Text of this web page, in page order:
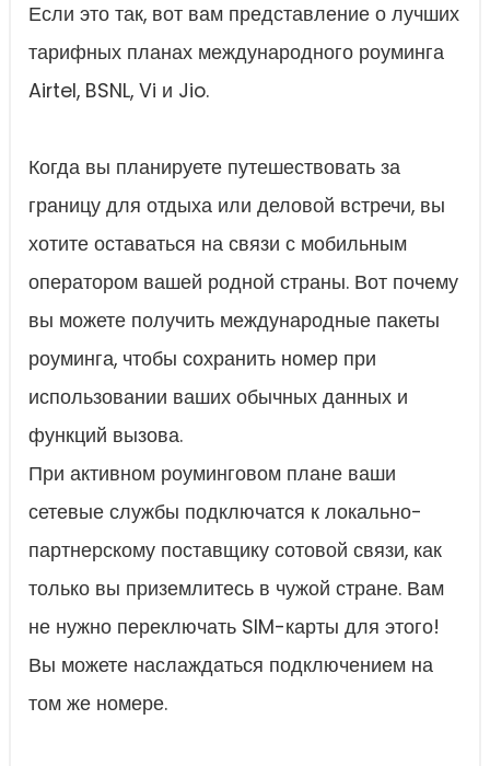
Если это так, вот вам представление о лучших
тарифных планах международного роуминга
Airtel, BSNL, Vi и Jio.
Когда вы планируете путешествовать за
границу для отдыха или деловой встречи, вы
хотите оставаться на связи с мобильным
оператором вашей родной страны. Вот почему
вы можете получить международные пакеты
роуминга, чтобы сохранить номер при
использовании ваших обычных данных и
функций вызова.
При активном роуминговом плане ваши
сетевые службы подключатся к локально-
партнерскому поставщику сотовой связи, как
только вы приземлитесь в чужой стране. Вам
не нужно переключать SIM-карты для этого!
Вы можете наслаждаться подключением на
том же номере.